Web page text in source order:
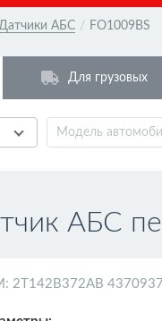
АБС / FO1009BS
Модель
Для грузовых
АБС
2T142B372AB